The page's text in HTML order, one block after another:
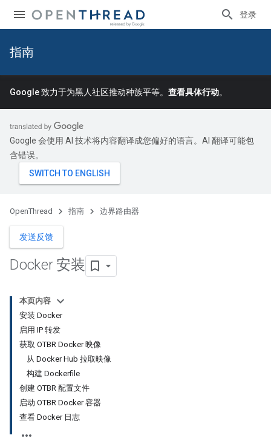
登录
指南
Google 致力于为黑人社区推动种族平等。 查看具体行动。
Google 会使用 AI 技术将内容翻译成您偏好的语言。AI 翻译可能包
含错误。
OpenThread 指南 边界路由器
发送反馈
Docker 安装
本页内容
安装 Docker
启用 IP 转发
获取 OTBR Docker 映像
从 Docker Hub 拉取映像
构建 Dockerfile
创建 OTBR 配置文件
启动 OTBR Docker 容器
查看 Docker 日志